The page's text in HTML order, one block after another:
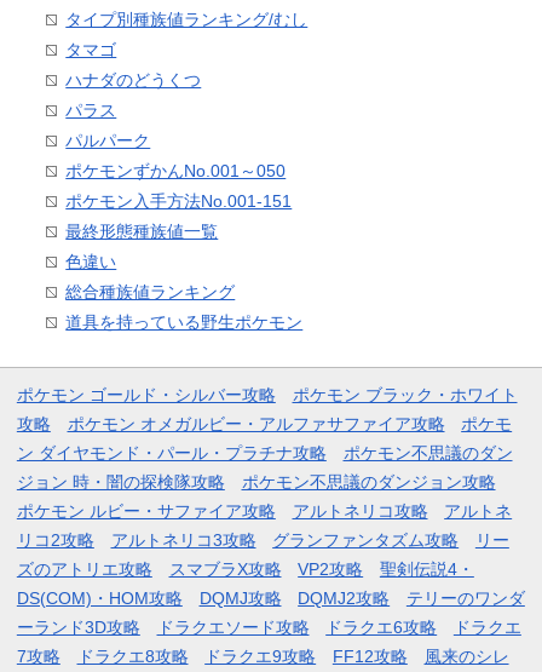
タイプ別種族値ランキング/むし
タマゴ
ハナダのどうくつ
パラス
パルパーク
ポケモンずかんNo.001～050
ポケモン入手方法No.001-151
最終形態種族値一覧
色違い
総合種族値ランキング
道具を持っている野生ポケモン
ポケモン ゴールド・シルバー攻略
ポケモン ブラック・ホワイト
攻略
ポケモン オメガルビー・アルファサファイア攻略
ポケモ
ン ダイヤモンド・パール・プラチナ攻略
ポケモン不思議のダン
ジョン 時・闇の探検隊攻略
ポケモン不思議のダンジョン攻略
ポケモン ルビー・サファイア攻略
アルトネリコ攻略
アルトネ
リコ2攻略
アルトネリコ3攻略 グランファンタズム攻略
リー
ズのアトリエ攻略
スマブラX攻略 VP2攻略
聖剣伝説4・
DS(COM)・HOM攻略
DQMJ攻略 DQMJ2攻略
テリーのワンダ
ーランド3D攻略
ドラクエソード攻略 ドラクエ6攻略
ドラクエ
7攻略
ドラクエ8攻略 ドラクエ9攻略 FF12攻略 風来のシレ